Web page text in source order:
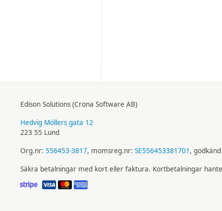
Edison Solutions (Crona Software AB)
Hedvig Möllers gata 12
223 55 Lund
Org.nr: 556453-3817, momsreg.nr: SE556453381701 ,
Säkra betalningar med kort eller faktura. Kortbetalningar